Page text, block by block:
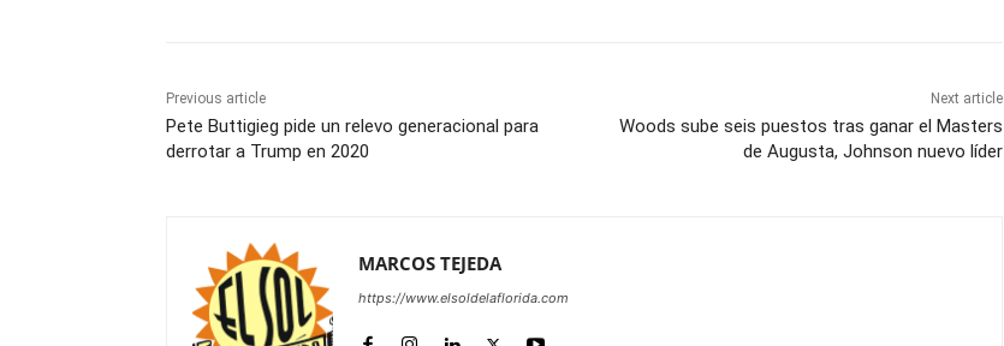
Previous article
Pete Buttigieg pide un relevo generacional para
derrotar a Trump en 2020
Next article
Woods sube seis puestos tras ganar el Masters
de Augusta, Johnson nuevo líder
MARCOS TEJEDA
https://www.elsoldelaflorida.com